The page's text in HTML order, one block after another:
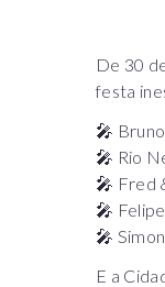
De 30
festa
🎤
🎤 Rio
🎤 Fred
🎤
🎤
E a